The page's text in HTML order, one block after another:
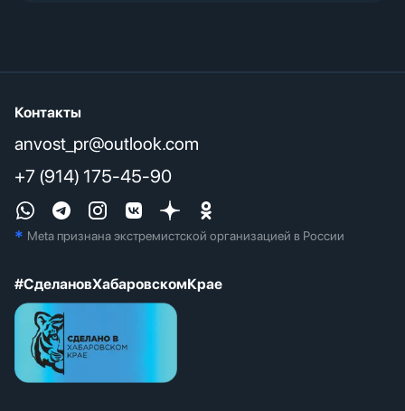
Контакты
anvost_pr@outlook.com
+7 (914) 175-45-90
* Meta признана экстремистcкой организацией в России
#СделановХабаровскомКрае